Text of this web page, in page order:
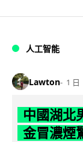
人工智能
Lawton 1 日
中國湖北
金冒濃煙